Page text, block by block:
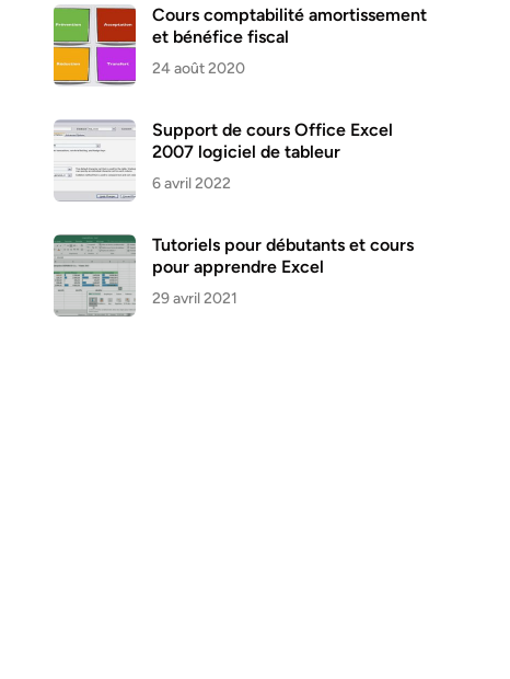
Cours comptabilité amortissement
et bénéfice fiscal
24 août 2020
Support de cours Office Excel
2007 logiciel de tableur
6 avril 2022
Tutoriels pour débutants et cours
pour apprendre Excel
29 avril 2021